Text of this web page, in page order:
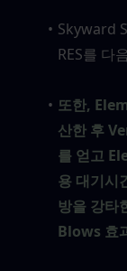
Skyward
RES를 다
또한,
산한 후
를 얻고
용 대기시
방을 강
Blows 효